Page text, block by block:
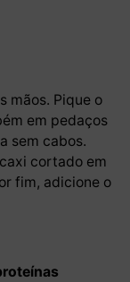
mãos. Pique o
em pedaços
sem cabos.
cortado em
fim, adicione o